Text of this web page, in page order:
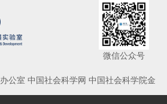
专家视角 | 杨涛：新形势下推动全球跨境支付治理的思考
专家视角 | 杨涛：厘清数字人民币2.0的前景与挑战
展成就回顾与展望
融变革的重点分析
微信公众号
公室 中国社会科学网 中国社会科学院金